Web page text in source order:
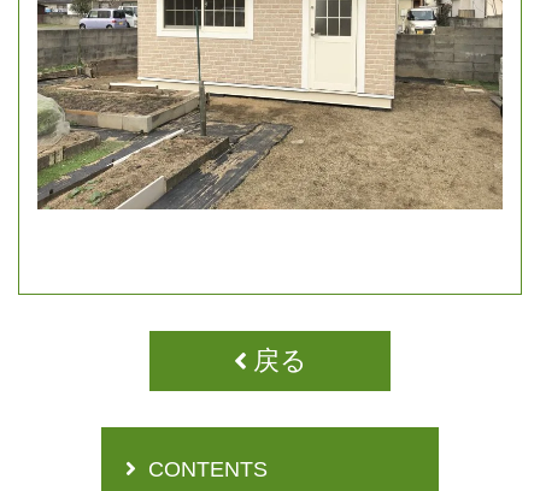
戻る
CONTENTS